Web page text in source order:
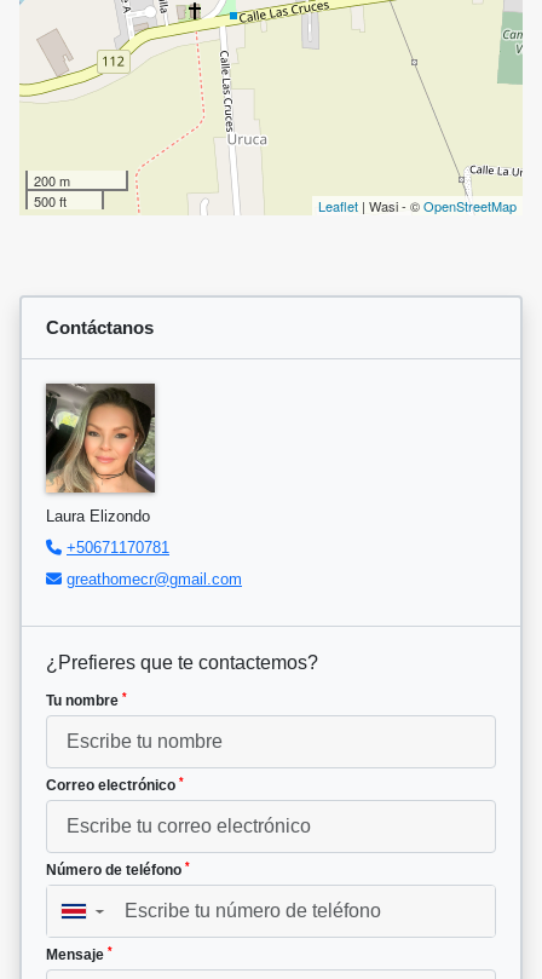
200 m
500 ft
Leaflet | Wasi - ©OpenStreetMap
Contáctanos
Laura Elizondo
+50671170781
greathomecr@gmail.com
¿Prefieres que te contactemos?
Tu nombre *
Correo electrónico *
Número de teléfono *
▼
Mensaje *